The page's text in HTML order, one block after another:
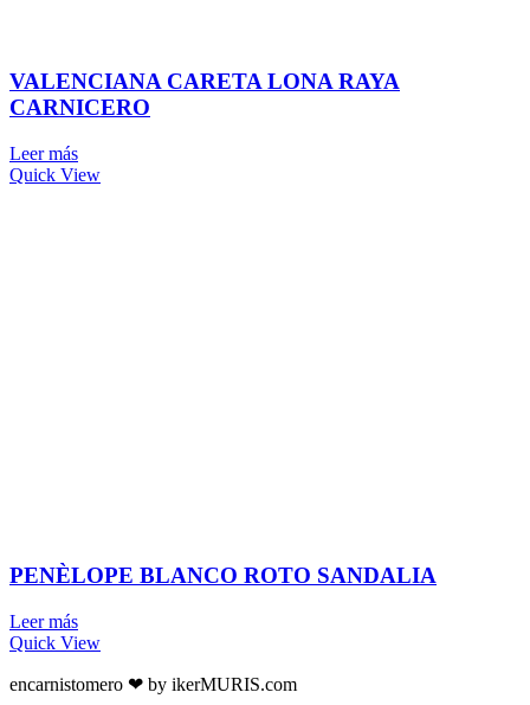
VALENCIANA CARETA LONA RAYA
CARNICERO
Leer más
Quick View
PENÈLOPE BLANCO ROTO SANDALIA
Leer más
Quick View
encarnistomero ❤ by ikerMURIS.com